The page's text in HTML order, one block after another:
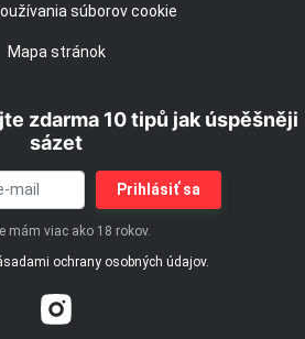
súborov cookie
Mapa stránok
zdarma 10 tipů jak úspěšněji
sázet
mám viac ako 18 rokov.
ochrany osobných údajov.